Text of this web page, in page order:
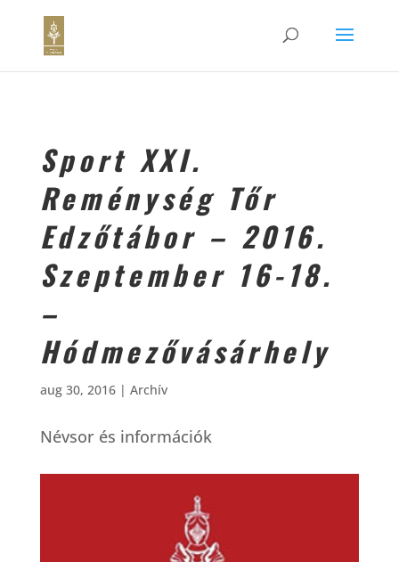
Sport XXI.
Reménység Tőr
Edzőtábor – 2016.
Szeptember 16-18.
–
Hódmezővásárhely
aug 30, 2016| Archív
Névsor és információk